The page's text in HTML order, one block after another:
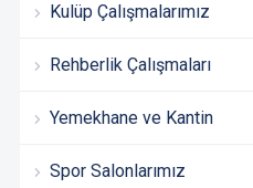
Kulüp Çalışmalarımız
Rehberlik Çalışmaları
Yemekhane ve Kantin
Spor Salonlarımız